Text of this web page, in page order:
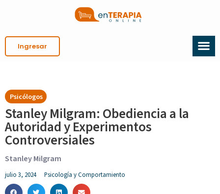
Ingresar
Psicólogos
Stanley Milgram: Obediencia a la
Autoridad y Experimentos
Controversiales
Stanley Milgram
julio 3, 2024 Psicología y Comportamiento